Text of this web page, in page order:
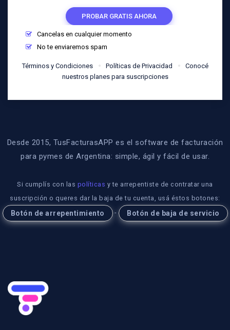
PROBAR GRATIS AHORA
Cancelas en cualquier momento
No te enviaremos spam
Términos y Condiciones Políticas de Privacidad
Conocé
nuestros planes para suscripciones
Desde 2015, TusFacturasAPP es el software de facturación
para pymes de Argentina: simple, ágil y fácil de usar.
Si cumplís con las políticas y te arrepentiste de contratar una
suscripción o queres dar la baja de tu cuenta, usá éstos botones:
Botón de arrepentimiento - Botón de baja de servicio